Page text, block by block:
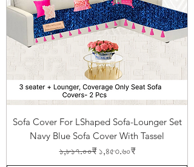
Sofa Cover For LShaped Sofa-Lounger Set
Navy Blue Sofa Cover With Tassel
Regular Price
১,৮১৭.০০₹ Sale Price
১,৪৫৩.৬০₹